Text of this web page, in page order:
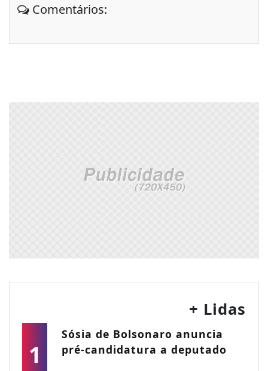
Comentários:
+ Lidas
1
Sósia de Bolsonaro anuncia
pré-candidatura a deputado